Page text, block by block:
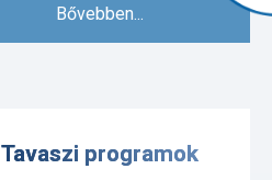
Bővebben...
Tavaszi programok